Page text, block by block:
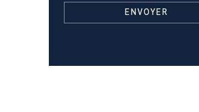
ENVOYER